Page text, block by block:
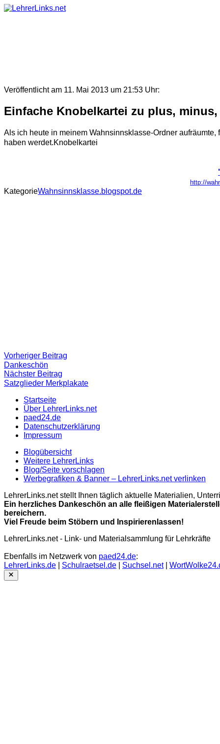
Skip
Veröffentlicht am 11. Mai 2013 um 21:53 Uhr:
Einfache Knobelkartei zu plus,
Als ich heute in meinem Wahnsinnsklasse-Ordner
haben werdet.Knobelkartei
http://
KategorieWahnsinnsklasse.blogspot.de
Beitragsnavigation
Vorheriger Beitrag
Dankeschön
Nächster Beitrag
Beitrag
Satzglieder Merkplakate
Startseite
Über LehrerLinks.net
paed24.de
Datenschutzerklärung
Impressum
Blogübersicht
Weitere LehrerLinks
Blog/Seite vorschlagen
Werbegrafiken & Banner – LehrerLinks.net verlinken
LehrerLinks.net stellt Ihnen täglich aktuelle Materialien,
Ein herzliches Dankeschön an alle fleißigen
bereichern.
Viel Freude beim Stöbern und Inspirierenlassen!
LehrerLinks.net - Link- und Materialsammlung für Lehrkräfte
Ebenfalls im Netzwerk von paed24.de:
LehrerLinks.de
Schulraetsel.de Suchsel.net|
Close